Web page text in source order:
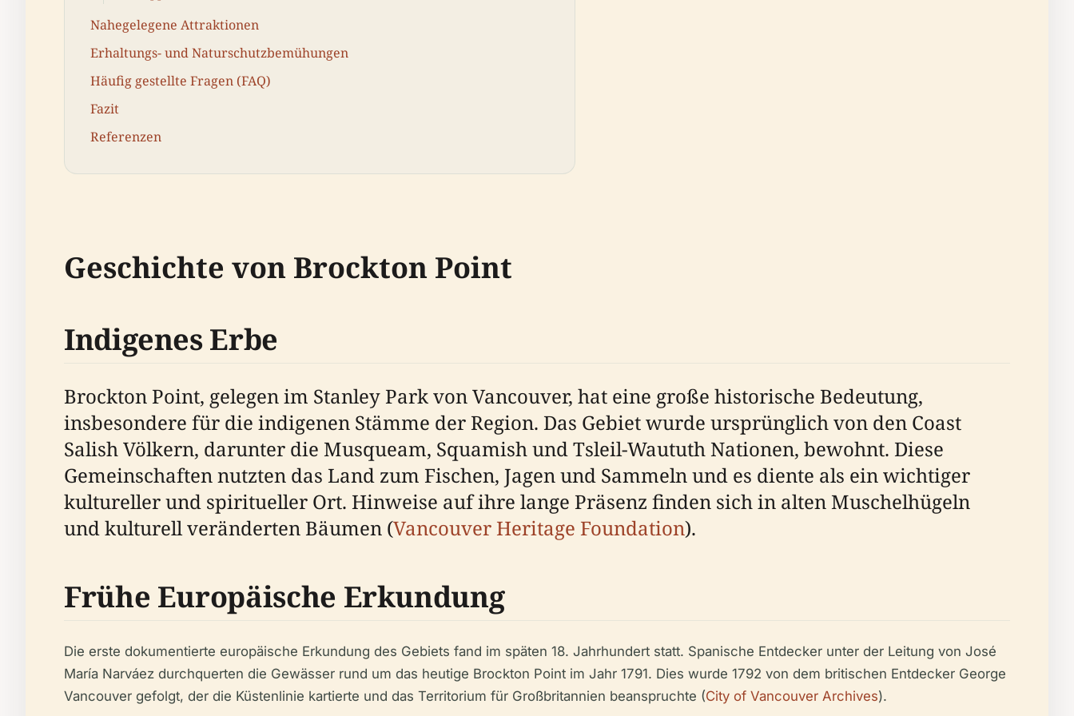
Nahegelegene Attraktionen
Erhaltungs- und Naturschutzbemühungen
Häufig gestellte Fragen (FAQ)
Fazit
Referenzen
Geschichte von Brockton Point
Indigenes Erbe
Brockton Point, gelegen im Stanley Park von Vancouver, hat eine große historische Bedeutung,
insbesondere für die indigenen Stämme der Region. Das Gebiet wurde ursprünglich von den Coast
Salish Völkern, darunter die Musqueam, Squamish und Tsleil-Waututh Nationen, bewohnt. Diese
Gemeinschaften nutzten das Land zum Fischen, Jagen und Sammeln und es diente als ein wichtiger
kultureller und spiritueller Ort. Hinweise auf ihre lange Präsenz finden sich in alten Muschelhügeln
und kulturell veränderten Bäumen (Vancouver Heritage Foundation).
Frühe Europäische Erkundung
Die erste dokumentierte europäische Erkundung des Gebiets fand im späten 18. Jahrhundert statt. Spanische Entdecker unter der Leitung von José
María Narváez durchquerten die Gewässer rund um das heutige Brockton Point im Jahr 1791. Dies wurde 1792 von dem britischen Entdecker George
Vancouver gefolgt, der die Küstenlinie kartierte und das Territorium für Großbritannien beanspruchte (City of Vancouver Archives).